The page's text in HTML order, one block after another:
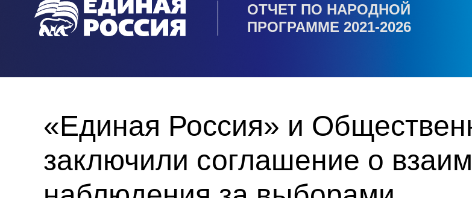
ОТЧЕТ ПО НАРОДНОЙ
ПРОГРАММЕ 2021-2026
«Единая Россия» и
заключили соглашение о